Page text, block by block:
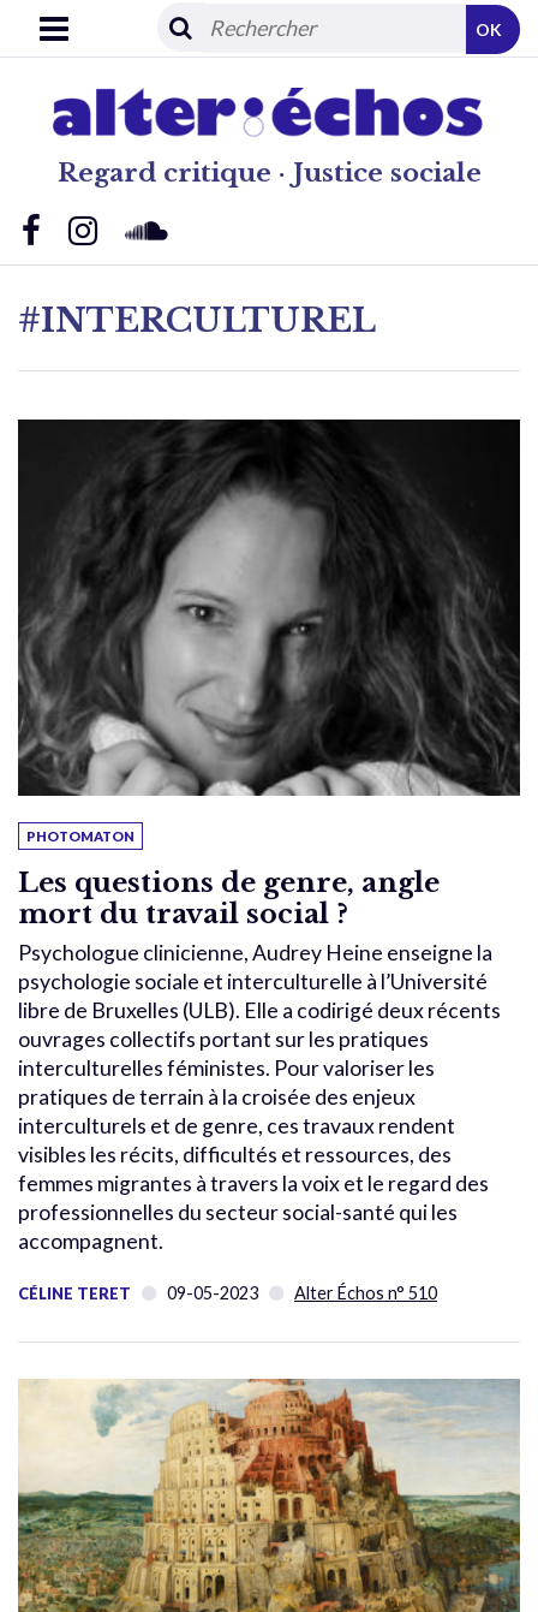
Regard critique · Justice sociale
OK
#INTERCULTUREL
PHOTOMATON
Les questions de genre, angle
mort du travail social ?
Psychologue clinicienne, Audrey Heine enseigne la
psychologie sociale et interculturelle à l’Université
libre de Bruxelles (ULB). Elle a codirigé deux récents
ouvrages collectifs portant sur les pratiques
interculturelles féministes. Pour valoriser les
pratiques de terrain à la croisée des enjeux
interculturels et de genre, ces travaux rendent
visibles les récits, difficultés et ressources, des
femmes migrantes à travers la voix et le regard des
professionnelles du secteur social-santé qui les
accompagnent.
CÉLINE TERET 09-05-2023 Alter Échos n° 510